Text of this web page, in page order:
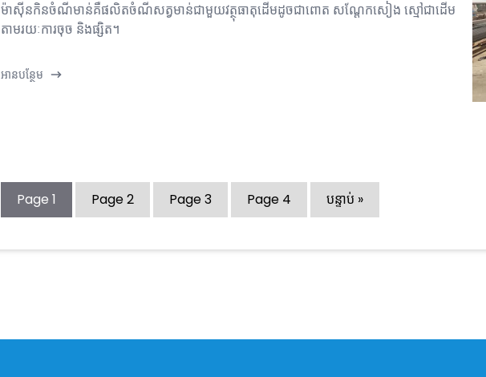
ម៉ាស៊ីនកិនចំណីមាន់គឺផលិតចំណីសត្វមាន់ជាមួយវត្ថុធាតុដើមដូចជាពោត សណ្តែកសៀង ស្មៅជាដើម
តាមរយៈការចុច និងផ្សិត។
អានបន្ថែម
Page 1 Page2 Page3 Page 4 បន្ទាប់ »